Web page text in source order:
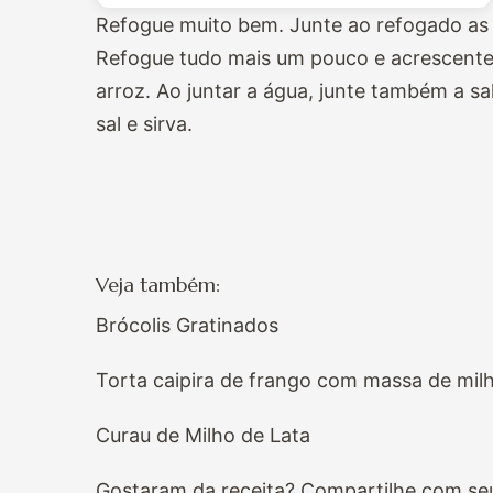
Refogue muito bem. Junte ao refogado
Refogue tudo mais um pouco e
arroz. Ao juntar a água, junte também a
sal e sirva.
Veja também:
Brócolis Gratinados
Torta caipira de frango com massa de
Curau de Milho de Lata